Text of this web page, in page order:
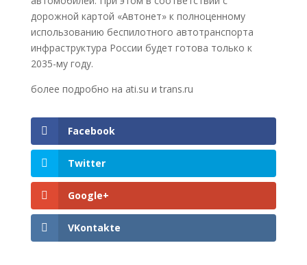
дорожной картой «Автонет» к полноценному
использованию беспилотного автотранспорта
инфраструктура России будет готова только к
2035-му году.
более подробно на ati.su и trans.ru
Facebook
Twitter
Google+
VKontakte